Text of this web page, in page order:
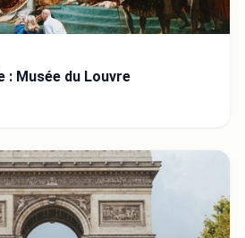
: Musée du Louvre